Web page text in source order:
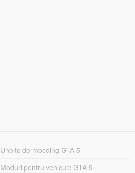
Unelte de modding GTA 5
Moduri pentru vehicule GTA 5